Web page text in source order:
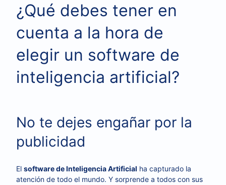
¿Qué debes tener en
cuenta a la hora de
elegir un software de
inteligencia artificial?
No te dejes engañar por la
publicidad
El software de Inteligencia Artificial ha capturado la
atención de todo el mundo. Y sorprende a todos con sus